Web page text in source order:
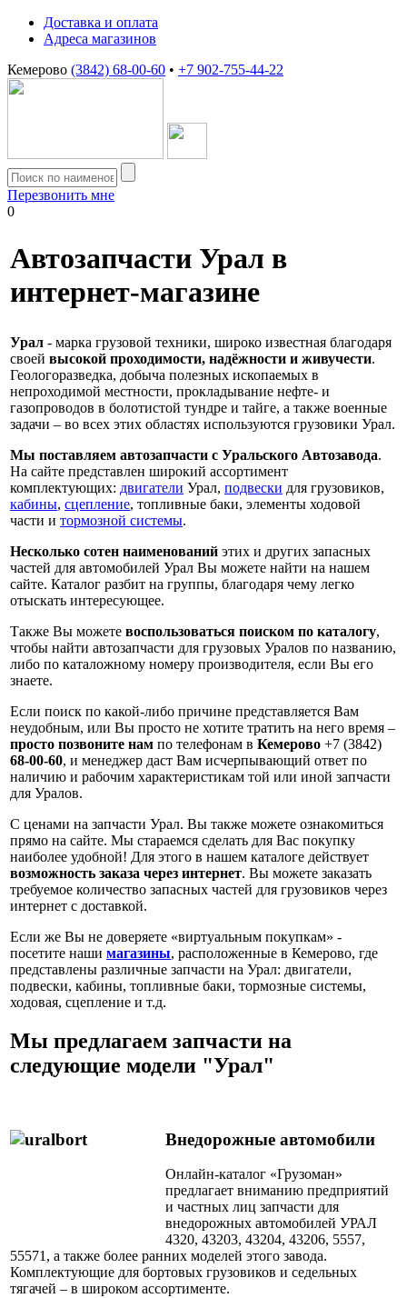
Доставка и оплата
Адреса магазинов
Кемерово (3842) 68-00-60 • +7 902-755-44-22
Перезвонить мне
0
Автозапчасти Урал в
интернет-магазине
Урал - марка грузовой техники, широко известная благодаря
своей высокой проходимости, надёжности и живучести.
Геологоразведка, добыча полезных ископаемых в
непроходимой местности, прокладывание нефте- и
газопроводов в болотистой тундре и тайге, а также военные
задачи – во всех этих областях используются грузовики Урал.
Мы поставляем автозапчасти с Уральского Автозавода.
На сайте представлен широкий ассортимент
комплектующих: двигатели Урал, подвески для грузовиков,
кабины, сцепление, топливные баки, элементы ходовой
части и тормозной системы.
Несколько сотен наименований этих и других запасных
частей для автомобилей Урал Вы можете найти на нашем
сайте. Каталог разбит на группы, благодаря чему легко
отыскать интересующее.
Также Вы можете воспользоваться поиском по каталогу,
чтобы найти автозапчасти для грузовых Уралов по названию,
либо по каталожному номеру производителя, если Вы его
знаете.
Если поиск по какой-либо причине представляется Вам
неудобным, или Вы просто не хотите тратить на него время –
просто позвоните нам по телефонам в Кемерово +7 (3842)
68-00-60, и менеджер даст Вам исчерпывающий ответ по
наличию и рабочим характеристикам той или иной запчасти
для Уралов.
С ценами на запчасти Урал. Вы также можете ознакомиться
прямо на сайте. Мы стараемся сделать для Вас покупку
наиболее удобной! Для этого в нашем каталоге действует
возможность заказа через интернет. Вы можете заказать
требуемое количество запасных частей для грузовиков через
интернет с доставкой.
Если же Вы не доверяете «виртуальным покупкам» -
посетите наши магазины, расположенные в Кемерово, где
представлены различные запчасти на Урал: двигатели,
подвески, кабины, топливные баки, тормозные системы,
ходовая, сцепление и т.д.
Мы предлагаем запчасти на
следующие модели "Урал"
Внедорожные автомобили
Онлайн-каталог «Грузоман»
предлагает вниманию предприятий
и частных лиц запчасти для
внедорожных автомобилей УРАЛ
4320, 43203, 43204, 43206, 5557,
55571, а также более ранних моделей этого завода.
Комплектующие для бортовых грузовиков и седельных
тягачей – в широком ассортименте.